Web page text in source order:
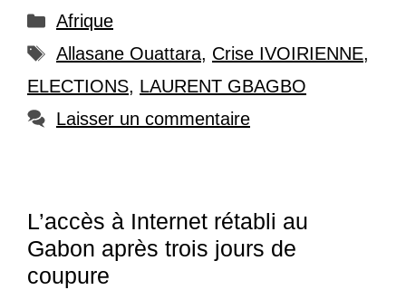
Catégories
Afrique
Étiquettes
Allasane Ouattara, Crise IVOIRIENNE,
ELECTIONS, LAURENT GBAGBO
Laisser un commentaire
L’accès à Internet rétabli au
Gabon après trois jours de
coupure